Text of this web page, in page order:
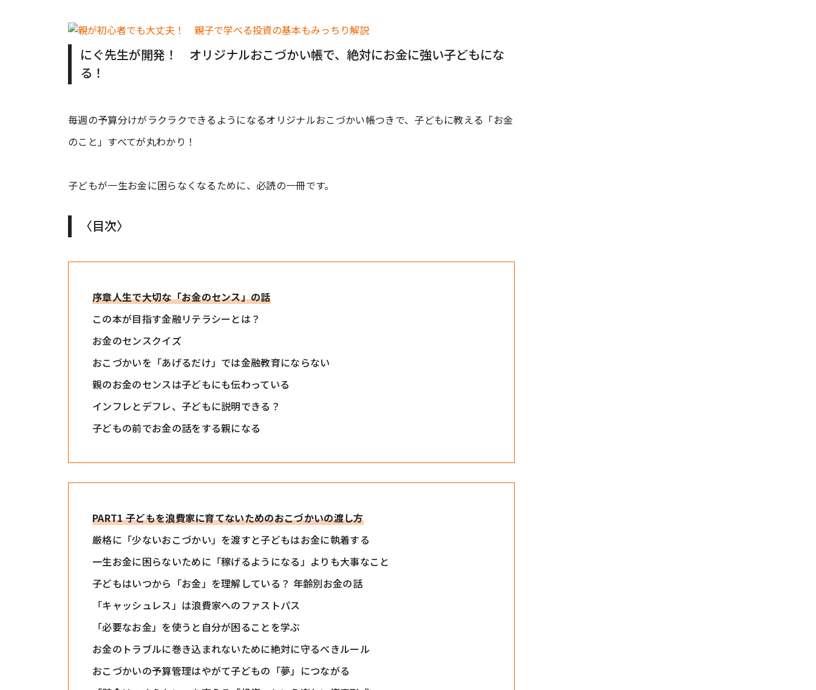
にぐ先生が開発！ オリジナルおこづかい帳で、絶対にお金に強い子どもにな
る！
毎週の予算分けがラクラクできるようになるオリジナルおこづかい帳つきで、子どもに教える「お金
のこと」すべてが丸わかり！
子どもが一生お金に困らなくなるために、必読の一冊です。
〈目次〉
序章人生で大切な「お金のセンス」の話
この本が目指す金融リテラシーとは？
お金のセンスクイズ
おこづかいを「あげるだけ」では金融教育にならない
親のお金のセンスは子どもにも伝わっている
インフレとデフレ、子どもに説明できる？
子どもの前でお金の話をする親になる
PART1 子どもを浪費家に育てないためのおこづかいの渡し方
厳格に「少ないおこづかい」を渡すと子どもはお金に執着する
一生お金に困らないために「稼げるようになる」よりも大事なこと
子どもはいつから「お金」を理解している？ 年齢別お金の話
「キャッシュレス」は浪費家へのファストパス
「必要なお金」を使うと自分が困ることを学ぶ
お金のトラブルに巻き込まれないために絶対に守るべきルール
おこづかいの予算管理はやがて子どもの「夢」につながる